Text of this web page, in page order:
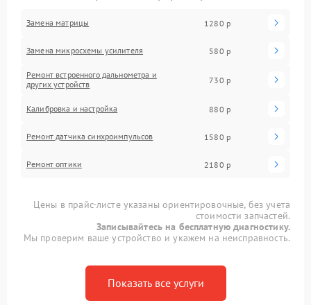
Замена матрицы 1280 р
Замена микросхемы усилителя 580 р
Ремонт встроенного дальнометра и
других устройств
730 р
Калибровка и настройка 880 р
Ремонт датчика синхроимпульсов 1580 р
Ремонт оптики 2180 р
Цены в прайс-листе указаны ориентировочные, без учета
стоимости запчастей.
Записывайтесь на бесплатную диагностику.
Мы проверим ваше устройство и укажем на неисправность.
Показать все услуги